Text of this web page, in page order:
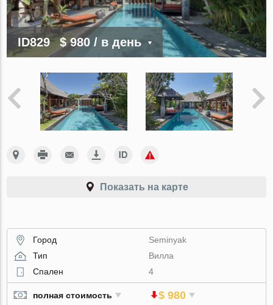
ID829 $ 980/ в день
Показать на карте
Город
Seminyak
Тип
Вилла
Спален
4
полная стоимость $ 980